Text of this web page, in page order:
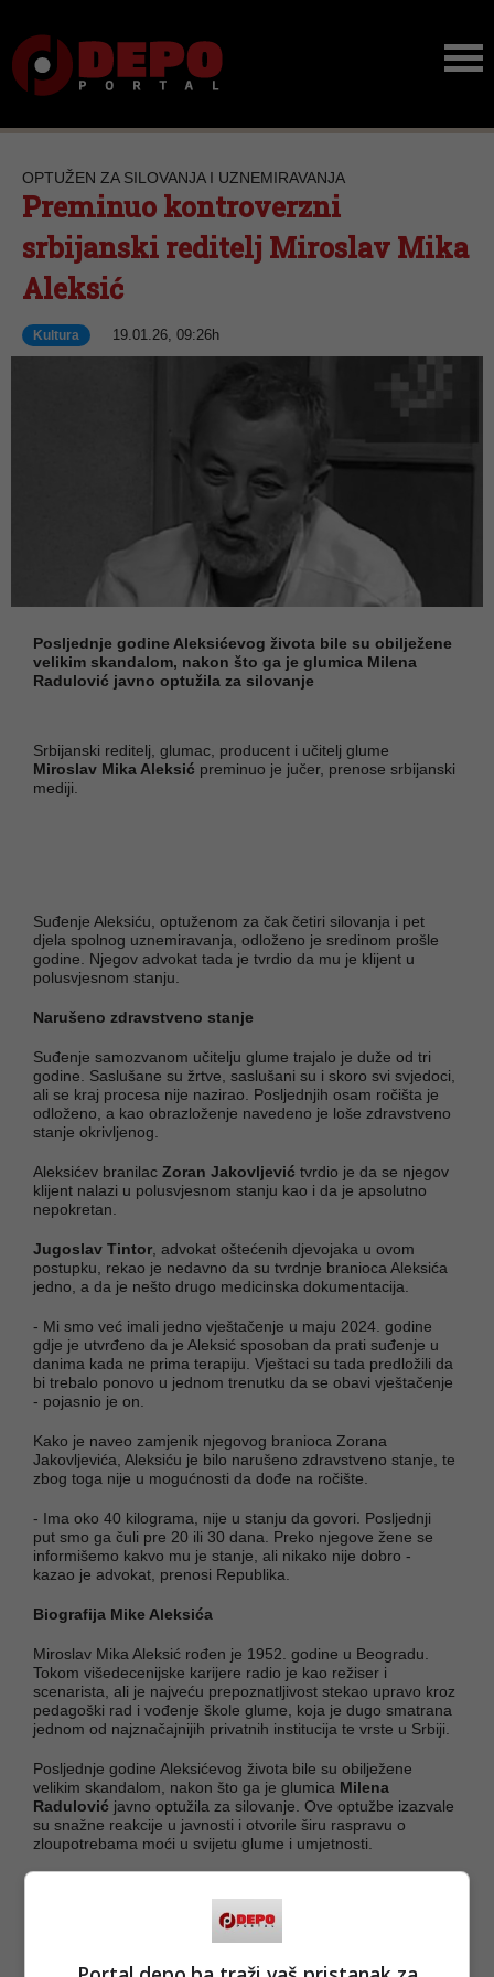
OPTUŽEN ZA SILOVANJA I UZNEMIRAVANJA
Preminuo kontroverzni
srbijanski reditelj Miroslav Mika
Aleksić
Kultura 19.01.26, 09:26h
Posljednje godine Aleksićevog života bile su obilježene
velikim skandalom, nakon što ga je glumica Milena
Radulović javno optužila za silovanje
Srbijanski reditelj, glumac, producent i učitelj glume
Miroslav Mika Aleksić preminuo je jučer, prenose srbijanski
mediji.
Suđenje Aleksiću, optuženom za čak četiri silovanja i pet
djela spolnog uznemiravanja, odloženo je sredinom prošle
godine. Njegov advokat tada je tvrdio da mu je klijent u
polusvjesnom stanju.
Narušeno zdravstveno stanje
Suđenje samozvanom učitelju glume trajalo je duže od tri
godine. Saslušane su žrtve, saslušani su i skoro svi svjedoci,
ali se kraj procesa nije nazirao. Posljednjih osam ročišta je
odloženo, a kao obrazloženje navedeno je loše zdravstveno
stanje okrivljenog.
Aleksićev branilac Zoran Jakovljević tvrdio je da se njegov
klijent nalazi u polusvjesnom stanju kao i da je apsolutno
nepokretan.
Jugoslav Tintor , advokat oštećenih djevojaka u ovom
postupku, rekao je nedavno da su tvrdnje branioca Aleksića
jedno, a da je nešto drugo medicinska dokumentacija.
- Mi smo već imali jedno vještačenje u maju 2024. godine
gdje je utvrđeno da je Aleksić sposoban da prati suđenje u
danima kada ne prima terapiju. Vještaci su tada predložili da
bi trebalo ponovo u jednom trenutku da se obavi vještačenje
- pojasnio je on.
Kako je naveo zamjenik njegovog branioca Zorana
Jakovljevića, Aleksiću je bilo narušeno zdravstveno stanje, te
zbog toga nije u mogućnosti da dođe na ročište.
- Ima oko 40 kilograma, nije u stanju da govori. Posljednji
put smo ga čuli pre 20 ili 30 dana. Preko njegove žene se
informišemo kakvo mu je stanje, ali nikako nije dobro -
kazao je advokat, prenosi Republika.
Biografija Mike Aleksića
Miroslav Mika Aleksić rođen je 1952. godine u Beogradu.
Tokom višedecenijske karijere radio je kao režiser i
scenarista, ali je najveću prepoznatljivost stekao upravo kroz
pedagoški rad i vođenje škole glume, koja je dugo smatrana
jednom od najznačajnijih privatnih institucija te vrste u Srbiji.
Posljednje godine Aleksićevog života bile su obilježene
velikim skandalom, nakon što ga je glumica Milena
Radulović javno optužila za silovanje. Ove optužbe izazvale
su snažne reakcije u javnosti i otvorile širu raspravu o
zloupotrebama moći u svijetu glume i umjetnosti.
javnom i kulturnom prostoru, zbog čega će ime Miroslava
Mike Aleksića ostati upamćeno ne samo po njegovom radu,
već i po kontroverzama koje su pratile kraj njegove karijere i